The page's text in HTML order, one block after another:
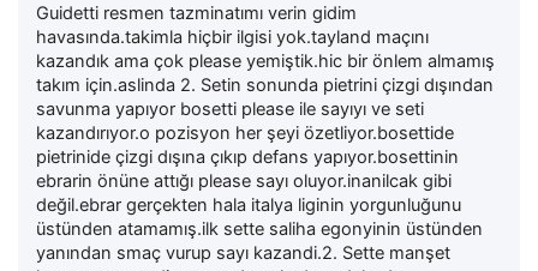
Guidetti resmen tazminatımı verin gidim
havasında.takimla hiçbir ilgisi yok.tayland maçını
kazandık ama çok please yemiştik.hic bir önlem almamış
takım için.aslinda 2. Setin sonunda pietrini çizgi dışından
savunma yapıyor bosetti please ile sayıyı ve seti
kazandırıyor.o pozisyon her şeyi özetliyor.bosettide
pietrinide çizgi dışına çıkıp defans yapıyor.bosettinin
ebrarin önüne attığı please sayı oluyor.inanilcak gibi
değil.ebrar gerçekten hala italya liginin yorgunluğunu
üstünden atamamış.ilk sette saliha egonyinin üstünden
yanından smaç vurup sayı kazandi.2. Sette manşet